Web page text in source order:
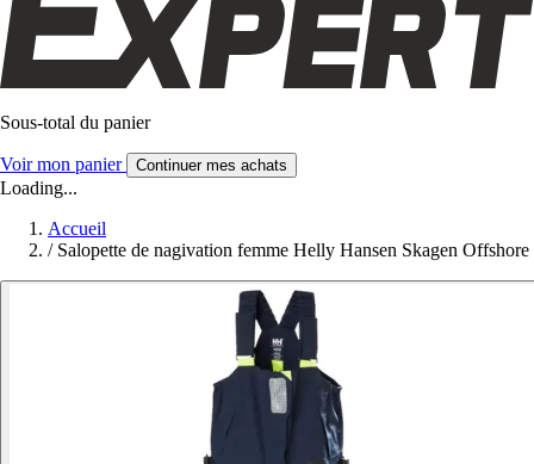
Sous-total du panier
Voir mon panier Continuer mes achats
Loading...
Accueil
/ Salopette de nagivation femme Helly Hansen Skagen Offshore